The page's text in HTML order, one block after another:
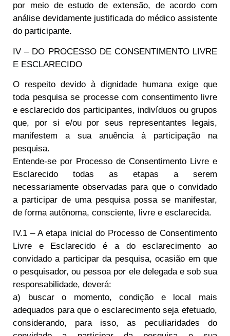
por meio de estudo de extensão, de acordo com
análise devidamente justificada do médico assistente
do participante.
IV – DO PROCESSO DE CONSENTIMENTO LIVRE
E ESCLARECIDO
O respeito devido à dignidade humana exige que
toda pesquisa se processe com consentimento livre
e esclarecido dos participantes, indivíduos ou grupos
que, por si e/ou por seus representantes legais,
manifestem a sua anuência à participação na
pesquisa.
Entende-se por Processo de Consentimento Livre e
Esclarecido todas as etapas a serem
necessariamente observadas para que o convidado
a participar de uma pesquisa possa se manifestar,
de forma autônoma, consciente, livre e esclarecida.
IV.1 – A etapa inicial do Processo de Consentimento
Livre e Esclarecido é a do esclarecimento ao
convidado a participar da pesquisa, ocasião em que
o pesquisador, ou pessoa por ele delegada e sob sua
responsabilidade, deverá:
a) buscar o momento, condição e local mais
adequados para que o esclarecimento seja efetuado,
considerando, para isso, as peculiaridades do